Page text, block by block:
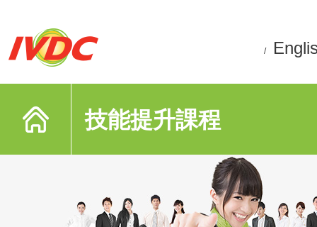
/
技能提升課程